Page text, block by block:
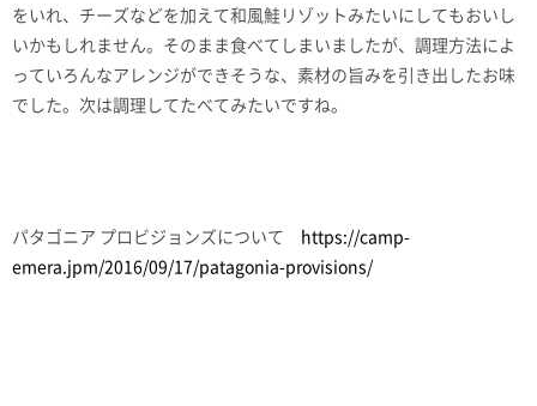
をいれ、チーズなどを加えて和風鮭リゾットみたいにしてもおいし
いかもしれません。そのまま食べてしまいましたが、調理方法によ
っていろんなアレンジができそうな、素材の旨みを引き出したお味
でした。次は調理してたべてみたいですね。
パタゴニア プロビジョンズについて https://camp-
emera.jpm/2016/09/17/patagonia-provisions/